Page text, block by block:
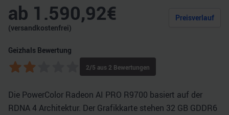
ab 1.590,92€
(versandkostenfrei)
Preisverlauf
Geizhals Bewertung
2/5 aus 2 Bewertungen
Die PowerColor Radeon AI PRO R9700 basiert auf der
RDNA 4 Architektur. Der Grafikkarte stehen 32 GB GDDR6